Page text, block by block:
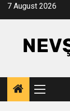
Skip7 August 2026
Primary
Menu